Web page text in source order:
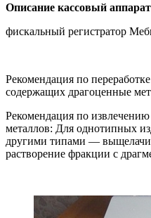
Описание кассовый аппарат
фискальный регистратор
Рекомендация по
содержащих драгоценные
Рекомендация по
металлов: Для однотипных
другими типами —
растворение фракции с